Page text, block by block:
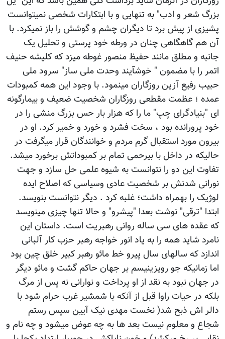
بزرگ شعر و ادب" به تنهایی و با ابتکارات شخصی نمیتوانست
پشیزی از پیش برد تا دیگران چشم و گوشش را باز نمیکرد. با
آن هم گاهگاهی چنان در ورطه خود پرستی و تحلیل یک
جانبه و مطلق مانند حفیظ منصور غوطه میزد که کلیشه حنیف
اتمر را با مضمون " خوشآیند وحدت ملی ساز" سرود ملی
حبیب رفیع آزین روزگاران مینمود. با وجود این همه کمبودات
عمده ؛ عظمت مقطعی روزگاران شخصیت ضعیف و بیمارگونه
ای "بنیادگرای چپ" ما را که هزار بار حس بزرگ منشی را در
خود پرورانده بود ، سخت فشرد و خورد و خمیر کرد. او در
بیرون مورد استقبال گرم مردم و خوانندگان قرار میگرفت در
حالیکه در داخل با بیرحمی تمام بر کمبوداتش برخورد میشد.
تفاوت این دو را نتوانست به شیوه علمی حل سازد و جهت
نورانی شدنش بر شخصیت عادی وسیاسی که اصلاح ایده
لوژیک را بهمراه داشت؛ غلبه کرد . دیگر نتوانست بنویسد.
ابتدا "ترقی" نوشت بعدا "پیشرو" و حالا تنها چیزی مینویسد
که عقده های سی ساله روانی رهبریت است. داستان این
نامرد شاید همه را به یاد انور خواجه رهبر حزب کار آلبانی
اندازد که سالهای سال پیرو خط مائو رهبر کبیر خلق چین بود
اما زمانیکه جو رویزینیسم بر جهان حاکم گشت و مائو دیگر
در جهان نبود به نقد از او پرداخت و نوارانی نه پس از مرگ
بلکه در حیات راوا قبل از آنکه با شمشیر غرب حرام شود با
دالر اش ذبح شد( نخست مهدی نیک آیین سپس رستم
شجاع و معلوم نیست بعد ها به چه عوض میشود و چه نام و